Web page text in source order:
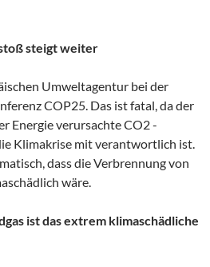
steigt weiter
Umweltagentur bei der
COP25. Das ist fatal, da der
Energie verursachte CO2 -
Klimakrise mit verantwortlich ist.
dass die Verbrennung von
wäre.
ist das extrem klimaschädliche